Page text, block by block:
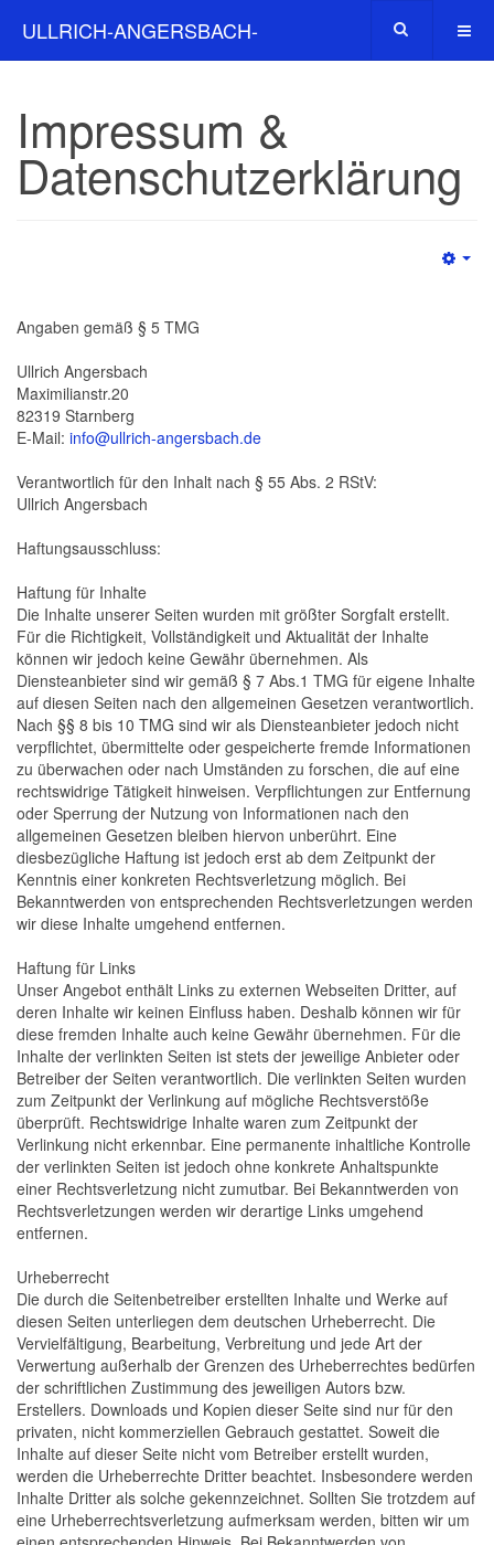
ULLRICH-ANGERSBACH-
Impressum &
Datenschutzerklärung
Angaben gemäß § 5 TMG
Ullrich Angersbach
Maximilianstr.20
82319 Starnberg
E-Mail: info@ullrich-angersbach.de
Verantwortlich für den Inhalt nach § 55 Abs. 2 RStV:
Ullrich Angersbach
Haftungsausschluss:
Haftung für Inhalte
Die Inhalte unserer Seiten wurden mit größter Sorgfalt erstellt.
Für die Richtigkeit, Vollständigkeit und Aktualität der Inhalte
können wir jedoch keine Gewähr übernehmen. Als
Diensteanbieter sind wir gemäß § 7 Abs.1 TMG für eigene Inhalte
auf diesen Seiten nach den allgemeinen Gesetzen verantwortlich.
Nach §§ 8 bis 10 TMG sind wir als Diensteanbieter jedoch nicht
verpflichtet, übermittelte oder gespeicherte fremde Informationen
zu überwachen oder nach Umständen zu forschen, die auf eine
rechtswidrige Tätigkeit hinweisen. Verpflichtungen zur Entfernung
oder Sperrung der Nutzung von Informationen nach den
allgemeinen Gesetzen bleiben hiervon unberührt. Eine
diesbezügliche Haftung ist jedoch erst ab dem Zeitpunkt der
Kenntnis einer konkreten Rechtsverletzung möglich. Bei
Bekanntwerden von entsprechenden Rechtsverletzungen werden
wir diese Inhalte umgehend entfernen.
Haftung für Links
Unser Angebot enthält Links zu externen Webseiten Dritter, auf
deren Inhalte wir keinen Einfluss haben. Deshalb können wir für
diese fremden Inhalte auch keine Gewähr übernehmen. Für die
Inhalte der verlinkten Seiten ist stets der jeweilige Anbieter oder
Betreiber der Seiten verantwortlich. Die verlinkten Seiten wurden
zum Zeitpunkt der Verlinkung auf mögliche Rechtsverstöße
überprüft. Rechtswidrige Inhalte waren zum Zeitpunkt der
Verlinkung nicht erkennbar. Eine permanente inhaltliche Kontrolle
der verlinkten Seiten ist jedoch ohne konkrete Anhaltspunkte
einer Rechtsverletzung nicht zumutbar. Bei Bekanntwerden von
Rechtsverletzungen werden wir derartige Links umgehend
entfernen.
Urheberrecht
Die durch die Seitenbetreiber erstellten Inhalte und Werke auf
diesen Seiten unterliegen dem deutschen Urheberrecht. Die
Vervielfältigung, Bearbeitung, Verbreitung und jede Art der
Verwertung außerhalb der Grenzen des Urheberrechtes bedürfen
der schriftlichen Zustimmung des jeweiligen Autors bzw.
Erstellers. Downloads und Kopien dieser Seite sind nur für den
privaten, nicht kommerziellen Gebrauch gestattet. Soweit die
Inhalte auf dieser Seite nicht vom Betreiber erstellt wurden,
werden die Urheberrechte Dritter beachtet. Insbesondere werden
Inhalte Dritter als solche gekennzeichnet. Sollten Sie trotzdem auf
eine Urheberrechtsverletzung aufmerksam werden, bitten wir um